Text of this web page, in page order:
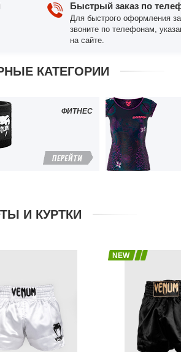
Быстрый заказ по
Для быстрого оформления
звоните по телефонам,
на сайте.
КАТЕГОРИИ
ФИТНЕС
ПЕРЕЙТИ
И КУРТКИ
NEW